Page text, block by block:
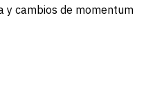
y cambios de momentum